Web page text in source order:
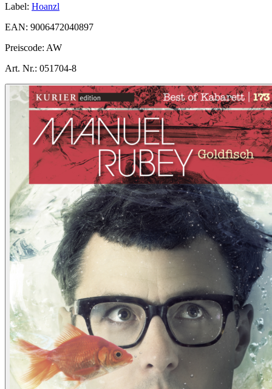
Label: Hoanzl
EAN: 9006472040897
Preiscode: AW
Art. Nr.: 051704-8